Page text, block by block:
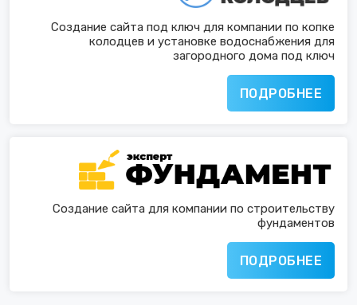
Создание сайта под ключ для компании по копке
колодцев и установке водоснабжения для
загородного дома под ключ
ПОДРОБНЕЕ
Создание сайта для компании по строительству
фундаментов
ПОДРОБНЕЕ